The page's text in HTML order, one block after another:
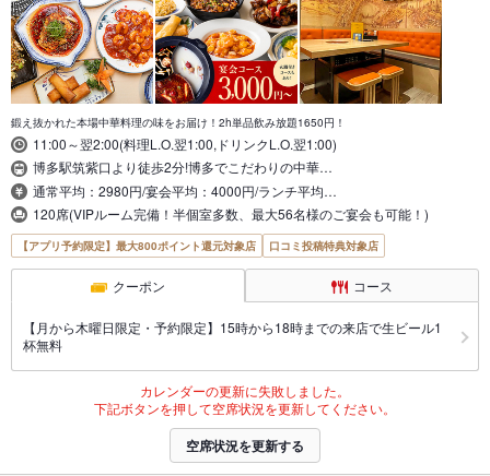
鍛え抜かれた本場中華料理の味をお届け！2h単品飲み放題1650円！
11:00～翌2:00(料理L.O.翌1:00,ドリンクL.O.翌1:00)
博多駅筑紫口より徒歩2分!博多でこだわりの中華…
通常平均：2980円/宴会平均：4000円/ランチ平均…
120席(VIPルーム完備！半個室多数、最大56名様のご宴会も可能！)
【アプリ予約限定】最大800ポイント還元対象店 口コミ投稿特典対象店
クーポン コース
【月から木曜日限定・予約限定】15時から18時までの来店で生ビール1
杯無料
カレンダーの更新に失敗しました。
下記ボタンを押して空席状況を更新してください。
空席状況を更新する